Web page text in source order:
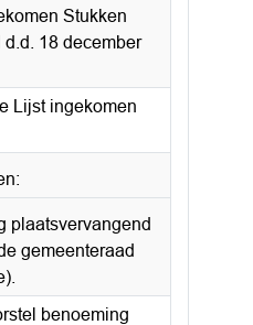
Stukken
18 december
Lijst ingekomen
plaatsvervangend
gemeenteraad
benoeming